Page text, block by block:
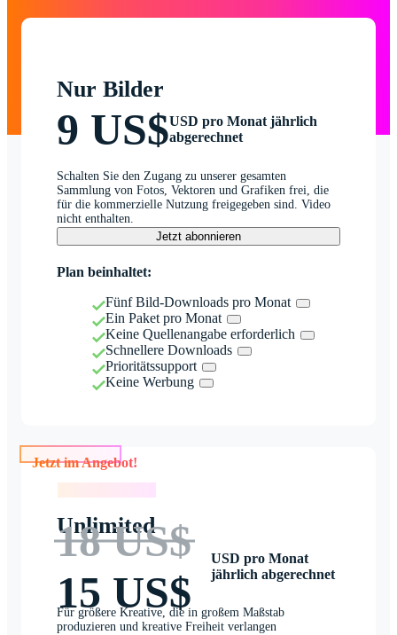
Nur Bilder
9 US$USD pro Monat jährlich
abgerechnet
Schalten Sie den Zugang zu unserer gesamten
Sammlung von Fotos, Vektoren und Grafiken frei, die
für die kommerzielle Nutzung freigegeben sind. Video
nicht enthalten.
Jetzt abonnieren
Plan beinhaltet:
Fünf Bild-Downloads pro Monat
Ein Paket pro Monat
Keine Quellenangabe erforderlich
Schnellere Downloads
Prioritätssupport
Keine Werbung
Jetzt im Angebot!
Unlimited
18 US$
15 US$
USD pro Monat
jährlich abgerechnet
Für größere Kreative, die in großem Maßstab
produzieren und kreative Freiheit verlangen